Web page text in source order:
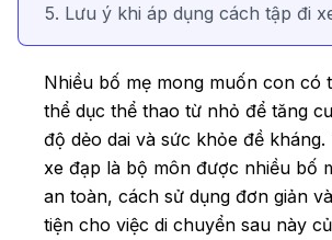
5. Lưu ý khi áp dụng cách tập đi
Nhiều bố mẹ mong muốn con có
thể dục thể thao từ nhỏ để tăng
độ dẻo dai và sức khỏe đề
xe đạp là bộ môn được nhiều bố
an toàn, cách sử dụng đơn giản
tiện cho việc di chuyển sau này